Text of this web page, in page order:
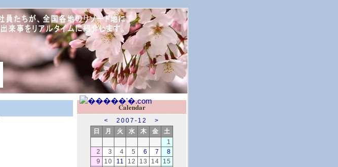
Calendar
< 2007-12
>
日
月 火 水 木 金
土
1
2
3 4 5 6 7
8
9
10 11 12 13 14
15